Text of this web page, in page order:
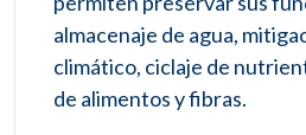
almacenaje de agua,
climático, ciclaje de
de alimentos y fibras.